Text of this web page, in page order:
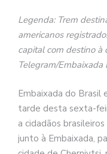
Legenda: Trem
americanos
capital com destino à
Telegram/Embaixada
Embaixada do Brasil
tarde desta sexta-
a cidadãos
junto à Embaixada,